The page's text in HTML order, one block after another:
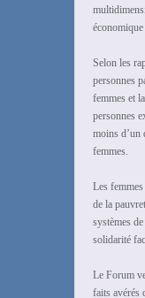
Selon les
personnes
femmes et
personnes
moins d’un
femmes.
Les
de la
systèmes
solidarité
Le Forum
faits avérés